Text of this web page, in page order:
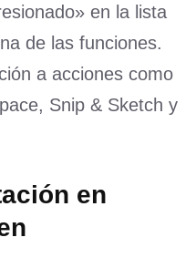
en la lista
de las funciones.
a acciones como
Snip & Sketch y
en